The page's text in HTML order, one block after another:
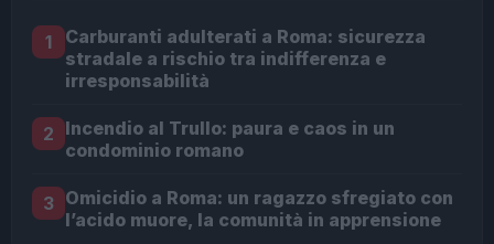
1
Carburanti adulterati a Roma: sicurezza
stradale a rischio tra indifferenza e
irresponsabilità
2 Incendio al Trullo: paura e caos in un
condominio romano
3 Omicidio a Roma: un ragazzo sfregiato con
l’acido muore, la comunità in apprensione